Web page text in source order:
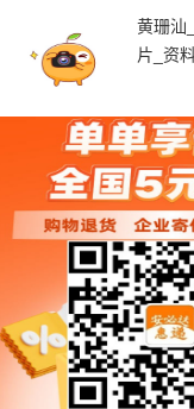
黄珊汕
片_资